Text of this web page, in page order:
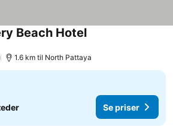
Beach Hotel
1.6 km til North Pattaya
Se priser